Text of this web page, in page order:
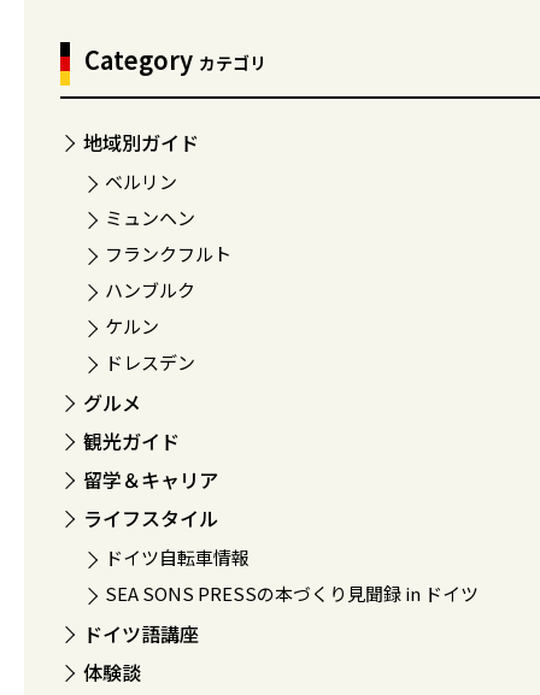
Category カテゴリ
地域別ガイド
ベルリン
ミュンヘン
フランクフルト
ハンブルク
ケルン
ドレスデン
グルメ
観光ガイド
留学＆キャリア
ライフスタイル
ドイツ自転車情報
SEA SONS PRESSの本づくり見聞録 in ドイツ
ドイツ語講座
体験談